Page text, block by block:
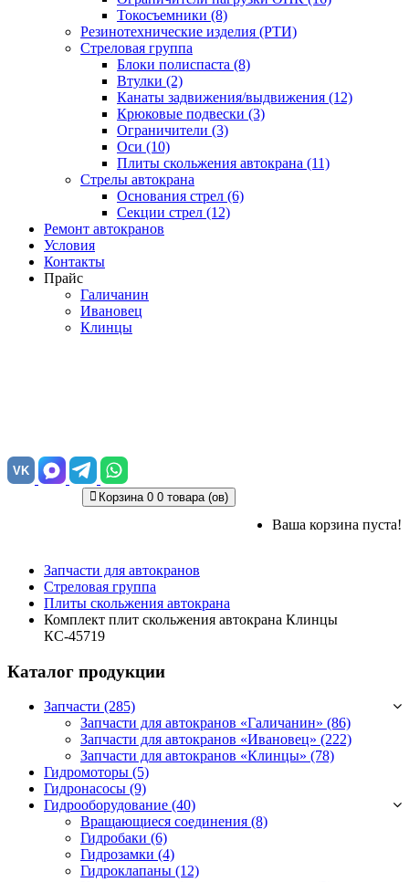
Токосъемники (8)
Резинотехнические изделия (РТИ)
Стреловая группа
Блоки полиспаста (8)
Втулки (2)
Канаты задвижения/выдвижения (12)
Крюковые подвески (3)
Ограничители (3)
Оси (10)
Плиты скольжения автокрана (11)
Стрелы автокрана
Основания стрел (6)
Секции стрел (12)
Ремонт автокранов
Условия
Контакты
Прайс
Галичанин
Ивановец
Клинцы
VK
Корзина 0 0 товара (ов)
Ваша корзина пуста!
Запчасти для автокранов
Стреловая группа
Плиты скольжения автокрана
Комплект плит скольжения автокрана Клинцы
КС-45719
Каталог продукции
Запчасти (285)
Запчасти для автокранов «Галичанин» (86)
Запчасти для автокранов «Ивановец» (222)
Запчасти для автокранов «Клинцы» (78)
Гидромоторы (5)
Гидронасосы (9)
Гидрооборудование (40)
Вращающиеся соединения (8)
Гидробаки (6)
Гидрозамки (4)
Гидроклапаны (12)